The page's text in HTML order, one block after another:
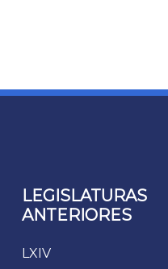
LEGISLATURAS
ANTERIORES
LXIV